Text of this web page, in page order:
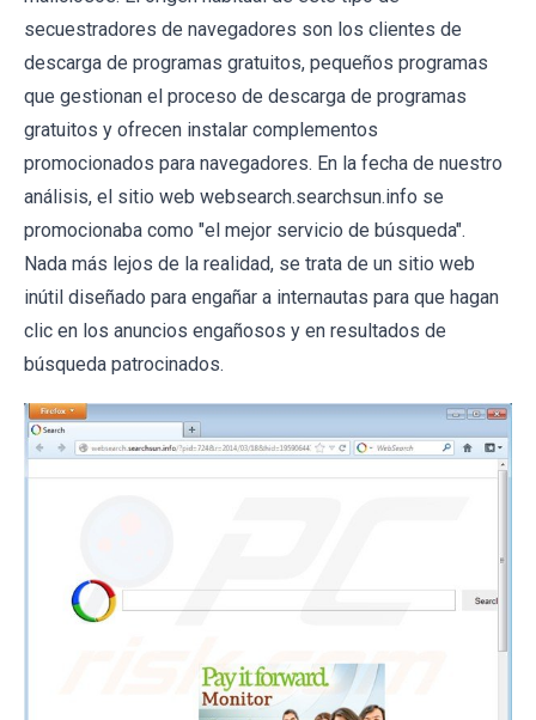
secuestradores de navegadores son los clientes de
descarga de programas gratuitos, pequeños programas
que gestionan el proceso de descarga de programas
gratuitos y ofrecen instalar complementos
promocionados para navegadores. En la fecha de nuestro
análisis, el sitio web websearch.searchsun.info se
promocionaba como "el mejor servicio de búsqueda".
Nada más lejos de la realidad, se trata de un sitio web
inútil diseñado para engañar a internautas para que hagan
clic en los anuncios engañosos y en resultados de
búsqueda patrocinados.